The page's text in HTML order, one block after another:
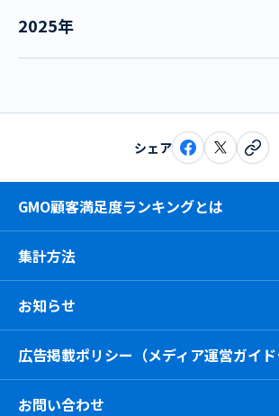
2025年
シェア
GMO顧客満足度ランキングとは
集計方法
お知らせ
広告掲載ポリシー（メディア運営ガイド
お問い合わせ